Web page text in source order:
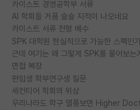
카이스트 경영공학부 서류
AI 학회들 거품 슬슬 지적이 나오네요
카이스트 서류 전형 배수
SPK 대학원 현실적으로 가능한 스펙인
근데 여기는 왜 그렇게 SPK를 물어보는
면접 복장
편입생 학부연구생 질문
세컨티어 학회의 위상